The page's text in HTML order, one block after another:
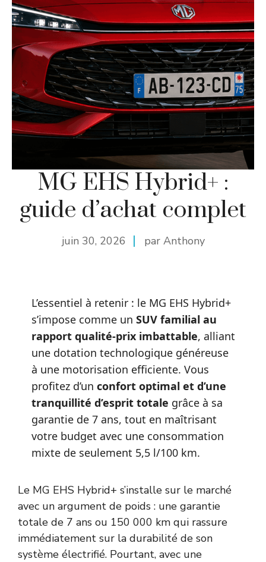
MG EHS Hybrid+ :
guide d’achat complet
juin 30, 2026 par Anthony
L’essentiel à retenir : le MG EHS Hybrid+
s’impose comme un SUV familial au
rapport qualité-prix imbattable, alliant
une dotation technologique généreuse
à une motorisation efficiente. Vous
profitez d’un confort optimal et d’une
tranquillité d’esprit totale grâce à sa
garantie de 7 ans, tout en maîtrisant
votre budget avec une consommation
mixte de seulement 5,5 l/100 km.
Le MG EHS Hybrid+ s’installe sur le marché
avec un argument de poids : une garantie
totale de 7 ans ou 150 000 km qui rassure
immédiatement sur la durabilité de son
système électrifié. Pourtant, avec une